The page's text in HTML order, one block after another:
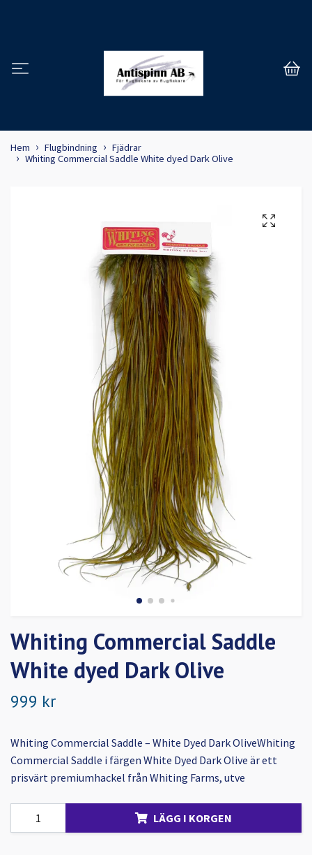
Hem Flugbindning
Fjädrar
Whiting Commercial Saddle White dyed Dark Olive
Whiting Commercial Saddle
White dyed Dark Olive
999 kr
Whiting Commercial Saddle – White Dyed Dark OliveWhiting
Commercial Saddle i färgen White Dyed Dark Olive är ett
prisvärt premiumhackel från Whiting Farms, utve
LÄGG I KORGEN